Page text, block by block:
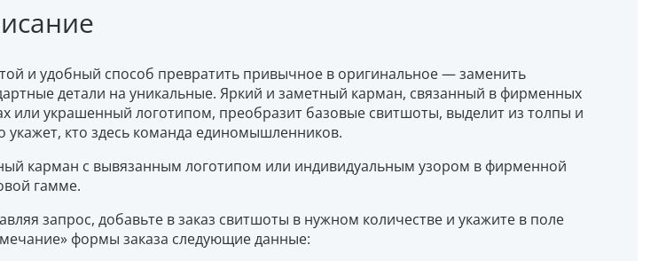
и удобный способ превратить привычное в оригинальное — заменить
детали на уникальные. Яркий и заметный карман, связанный в фирменных
или украшенный логотипом, преобразит базовые свитшоты, выделит из толпы и
укажет, кто здесь команда единомышленников.
карман с вывязанным логотипом или индивидуальным узором в фирменной
гамме.
запрос, добавьте в заказ свитшоты в нужном количестве и укажите в поле
формы заказа следующие данные: